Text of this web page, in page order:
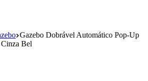
Gazebo Dobrável Automático Pop-Up
Bel